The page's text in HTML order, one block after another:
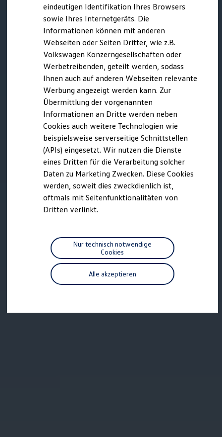
Lifestyle Shop
T-Roc Kollektion
Golf Kollektion
Volkswagen Kollektion
R-Kollektion
GTI Kollektion
Fußball Drop
we drive football
#wedriveproud
Besitzer und Service
myVolkswagen
Software Updates
Service und Ersatzteile
Inspektion und HU/AU
Reparaturen und Checks
Motorenöl und Flüssigkeiten
Räder und Reifen
Pannen- und Unfallhilfe
Economy Service
Volkswagen Teile
Zubehör
Modellspezifisches Zubehör
Individualisieren
Wallbox und Ladekabel
Digitale Extras
Dienste für Ihr Modell finden
Volkswagen Apps, Login und Shop
Handy und Fahrzeug verbinden
Vorgängermodelle
eindeutigen Identifikation Ihres Browsers
sowie Ihres Internetgeräts. Die
Informationen können mit anderen
Webseiten oder Seiten Dritter, wie z.B.
Volkswagen Konzerngesellschaften oder
Werbetreibenden, geteilt werden, sodass
Ihnen auch auf anderen Webseiten relevante
Werbung angezeigt werden kann. Zur
Übermittlung der vorgenannten
Informationen an Dritte werden neben
Cookies auch weitere Technologien wie
beispielsweise serverseitige Schnittstellen
(APIs) eingesetzt. Wir nutzen die Dienste
eines Dritten für die Verarbeitung solcher
Daten zu Marketing Zwecken. Diese Cookies
werden, soweit dies zweckdienlich ist,
oftmals mit Seitenfunktionalitäten von
Dritten verlinkt.
Alle akzeptieren
Nur technisch notwendige
Cookies